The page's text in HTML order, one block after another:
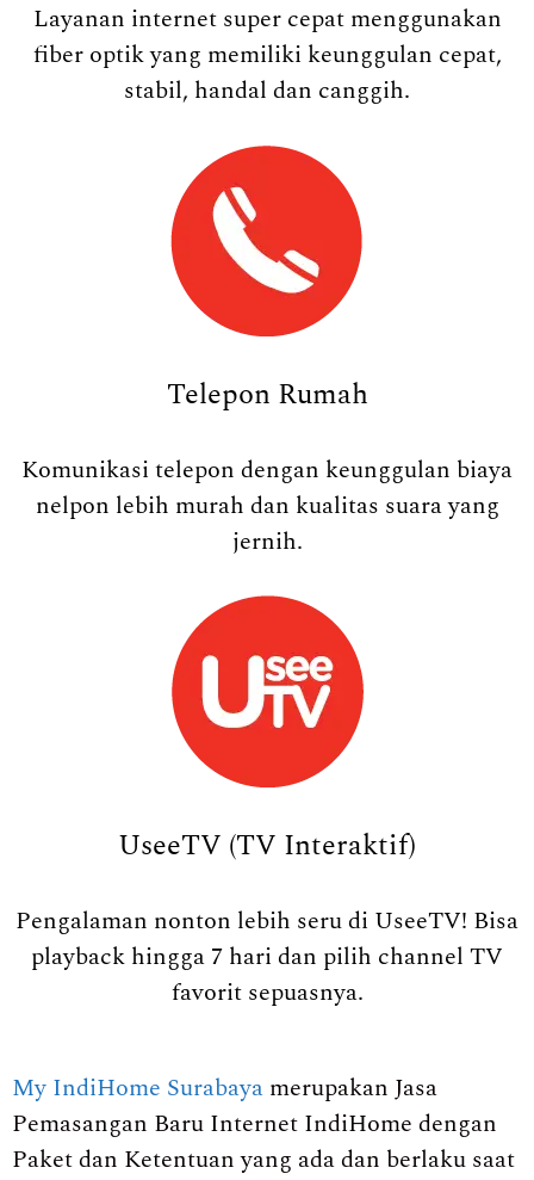
Layanan internet super cepat menggunakan
fiber optik yang memiliki keunggulan cepat,
stabil, handal dan canggih.
Telepon Rumah
Komunikasi telepon dengan keunggulan biaya
nelpon lebih murah dan kualitas suara yang
jernih.
UseeTV (TV Interaktif)
Pengalaman nonton lebih seru di UseeTV! Bisa
playback hingga 7 hari dan pilih channel TV
favorit sepuasnya.
My IndiHome Surabaya merupakan Jasa
Pemasangan Baru Internet IndiHome dengan
Paket dan Ketentuan yang ada dan berlaku saat